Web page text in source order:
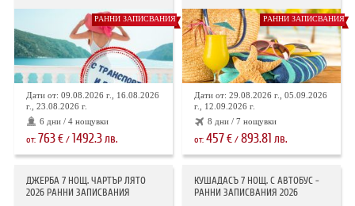
РАННИ ЗАПИСВАНИЯ
Дати от: 09.08.2026 г., 16.08.2026
г., 23.08.2026 г.
6 дни / 4 нощувки
от: 763€/ 1492.3лв.
РАННИ ЗАПИСВАНИЯ
Дати от: 29.08.2026 г., 05.09.2026
г., 12.09.2026 г.
8 дни / 7 нощувки
от:457€ /893.81 лв.
ДЖЕРБА 7 НОЩ. ЧАРТЪР ЛЯТО
2026 РАННИ ЗАПИСВАНИЯ
КУШАДАСЪ 7 НОЩ. С АВТОБУС -
РАННИ ЗАПИСВАНИЯ 2026